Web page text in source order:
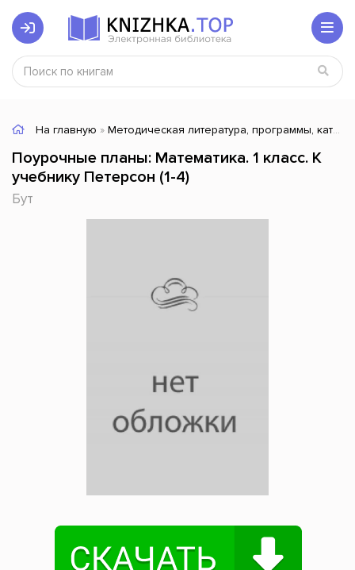
На главную » Методическая литература, программы, каталоги
Поурочные планы: Математика. 1 класс. К
учебнику Петерсон (1-4)
Бут